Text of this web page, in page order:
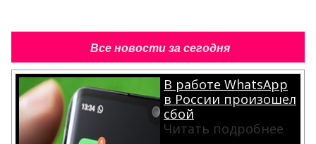
Все новости за сегодня
В работе WhatsApp
в России произошел
сбой
Читать подробнее